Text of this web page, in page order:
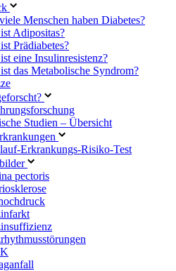
Menschen haben Diabetes?
Adipositas?
Prädiabetes?
eine Insulinresistenz?
das Metabolische Syndrom?
Studien – Übersicht
Erkrankungs-Risiko-Test
pectoris